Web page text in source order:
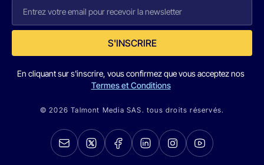
S'INSCRIRE
En cliquant sur s'inscrire, vous confirmez que vous acceptez nos
Termes et Conditions
© 2026 Talmont Media SAS. tous droits réservés.